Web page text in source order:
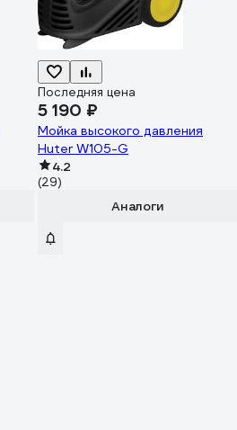
Последняя цена
5 190 ₽
Мойка высокого давления
Huter W105-G
4.2
(29)
Аналоги